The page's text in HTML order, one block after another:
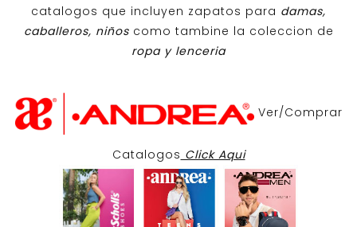
catalogos que incluyen zapatos para damas,
caballeros, niños como tambine la coleccion de
ropa y lenceria
Ver/Comprar
Catalogos Click Aqui